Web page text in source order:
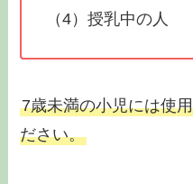
（4）授乳中の人
7歳未満の小児には使
ださい。